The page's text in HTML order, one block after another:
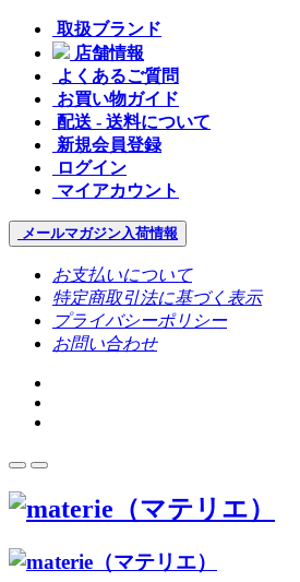
取扱ブランド
店舗情報
よくあるご質問
お買い物ガイド
配送 - 送料について
新規会員登録
ログイン
マイアカウント
メールマガジン入荷情報
お支払いについて
特定商取引法に基づく表示
プライバシーポリシー
お問い合わせ